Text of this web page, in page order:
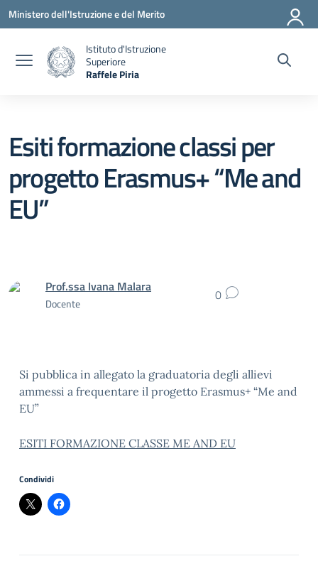
Vai ai contenuti
Vai al menu di navigazione
Vai al footer
Ministero dell'Istruzione e del Merito
Istituto d'Istruzione
Superiore
Raffele Piria
Esiti formazione classi per
progetto Erasmus+ “Me and
EU”
Prof.ssa Ivana Malara
Docente 0
Si pubblica in allegato la graduatoria degli allievi
ammessi a frequentare il progetto Erasmus+ “Me and
EU”
ESITI FORMAZIONE CLASSE ME AND EU
Condividi